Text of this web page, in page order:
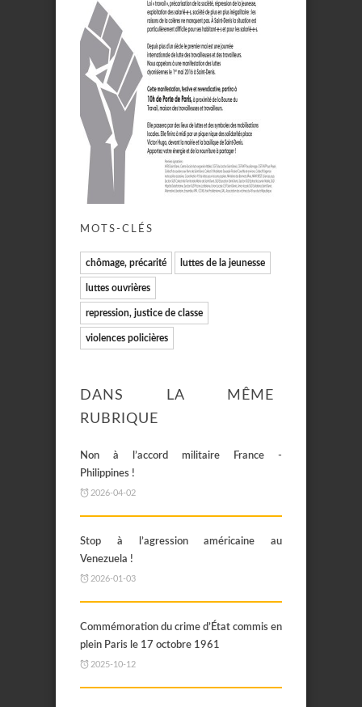
MOTS-CLÉS
chômage, précarité luttes de la jeunesse
luttes ouvrières
repression, justice de classe
violences policières
DANS LA MÊME
RUBRIQUE
Non à l’accord militaire France -
Philippines !
2026-04-02
Stop à l’agression américaine au
Venezuela !
2026-01-03
Commémoration du crime d’État commis en
plein Paris le 17 octobre 1961
2025-10-12